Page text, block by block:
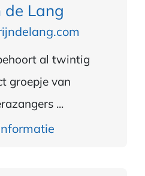
de Lang
al twintig
groepje van
...